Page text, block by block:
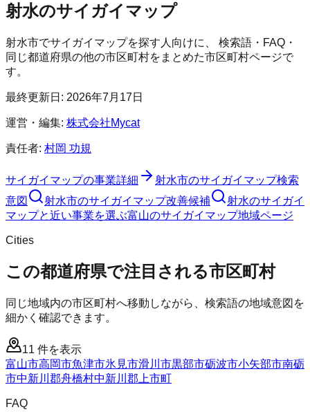
射水のサイガイマップ
射水市でサイガイマップを探す人向けに、 検索語・FAQ・
同じ都道府県の他の市区町村をまとめた市区町村ページで
す。
最終更新日: 2026年7月17日
運営・編集: 株式会社Mycat
責任者: 村岡 功規
サイガイマップの事業詳細 射水市のサイガイマップ検索
意図
射水市のサイガイマップ改善候補
射水のサイガイ
マップと近い事業を選ぶ富山のサイガイマップ地域ページ
Cities
この都道府県で注目される市区町村
同じ地域内の市区町村へ移動しながら、検索語の地域意図を
細かく確認できます。
11 件を表示
富山市高岡市魚津市氷見市滑川市黒部市砺波市小矢部市南砺
市中新川郡舟橋村中新川郡上市町
FAQ